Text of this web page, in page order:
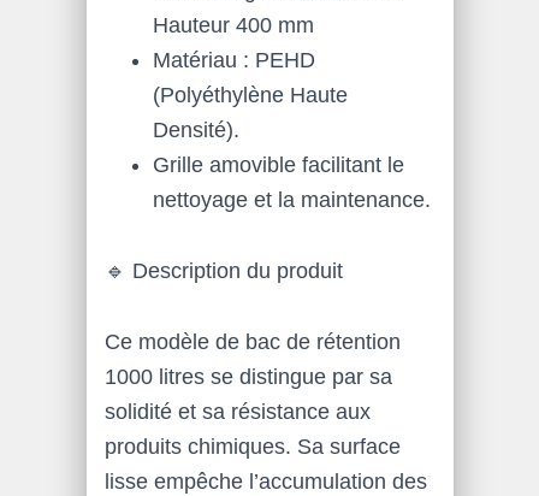
Hauteur 400 mm
Matériau : PEHD
(Polyéthylène Haute
Densité).
Grille amovible facilitant le
nettoyage et la maintenance.
🔹 Description du produit
Ce modèle de bac de rétention
1000 litres se distingue par sa
solidité et sa résistance aux
produits chimiques. Sa surface
lisse empêche l’accumulation des